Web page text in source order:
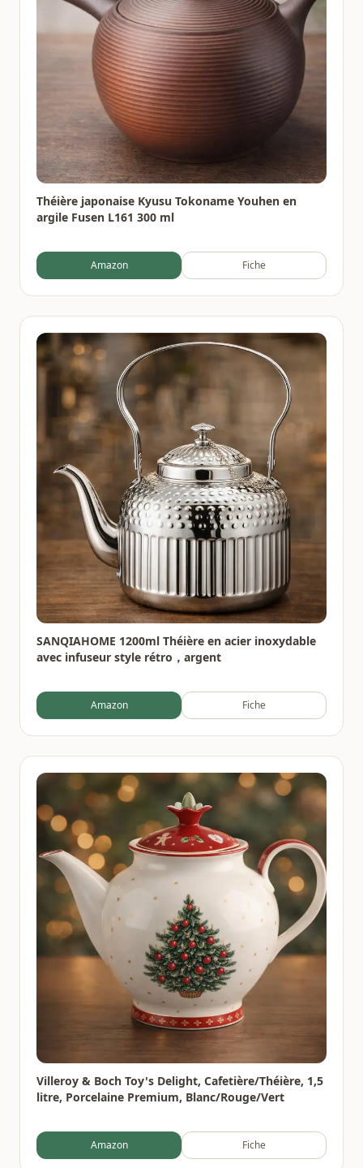
Théière japonaise Kyusu Tokoname Youhen en
argile Fusen L161 300 ml
Amazon Fiche
SANQIAHOME 1200ml Théière en acier inoxydable
avec infuseur style rétro，argent
Amazon Fiche
Villeroy & Boch Toy's Delight, Cafetière/Théière, 1,5
litre, Porcelaine Premium, Blanc/Rouge/Vert
Amazon Fiche